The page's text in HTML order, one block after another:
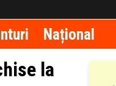
Național
la